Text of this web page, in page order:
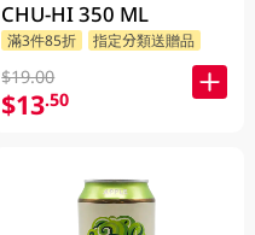
CHU-HI 350 ML
滿3件85折 指定分類送贈品
$19.00
$13.50